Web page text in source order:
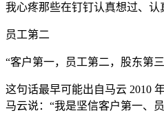
我心疼那些在钉钉认真想过、认
员工第二
“客户第一，员工第二，股东第
这句话最早可能出自马云 2010
马云说：“我是坚信客户第一